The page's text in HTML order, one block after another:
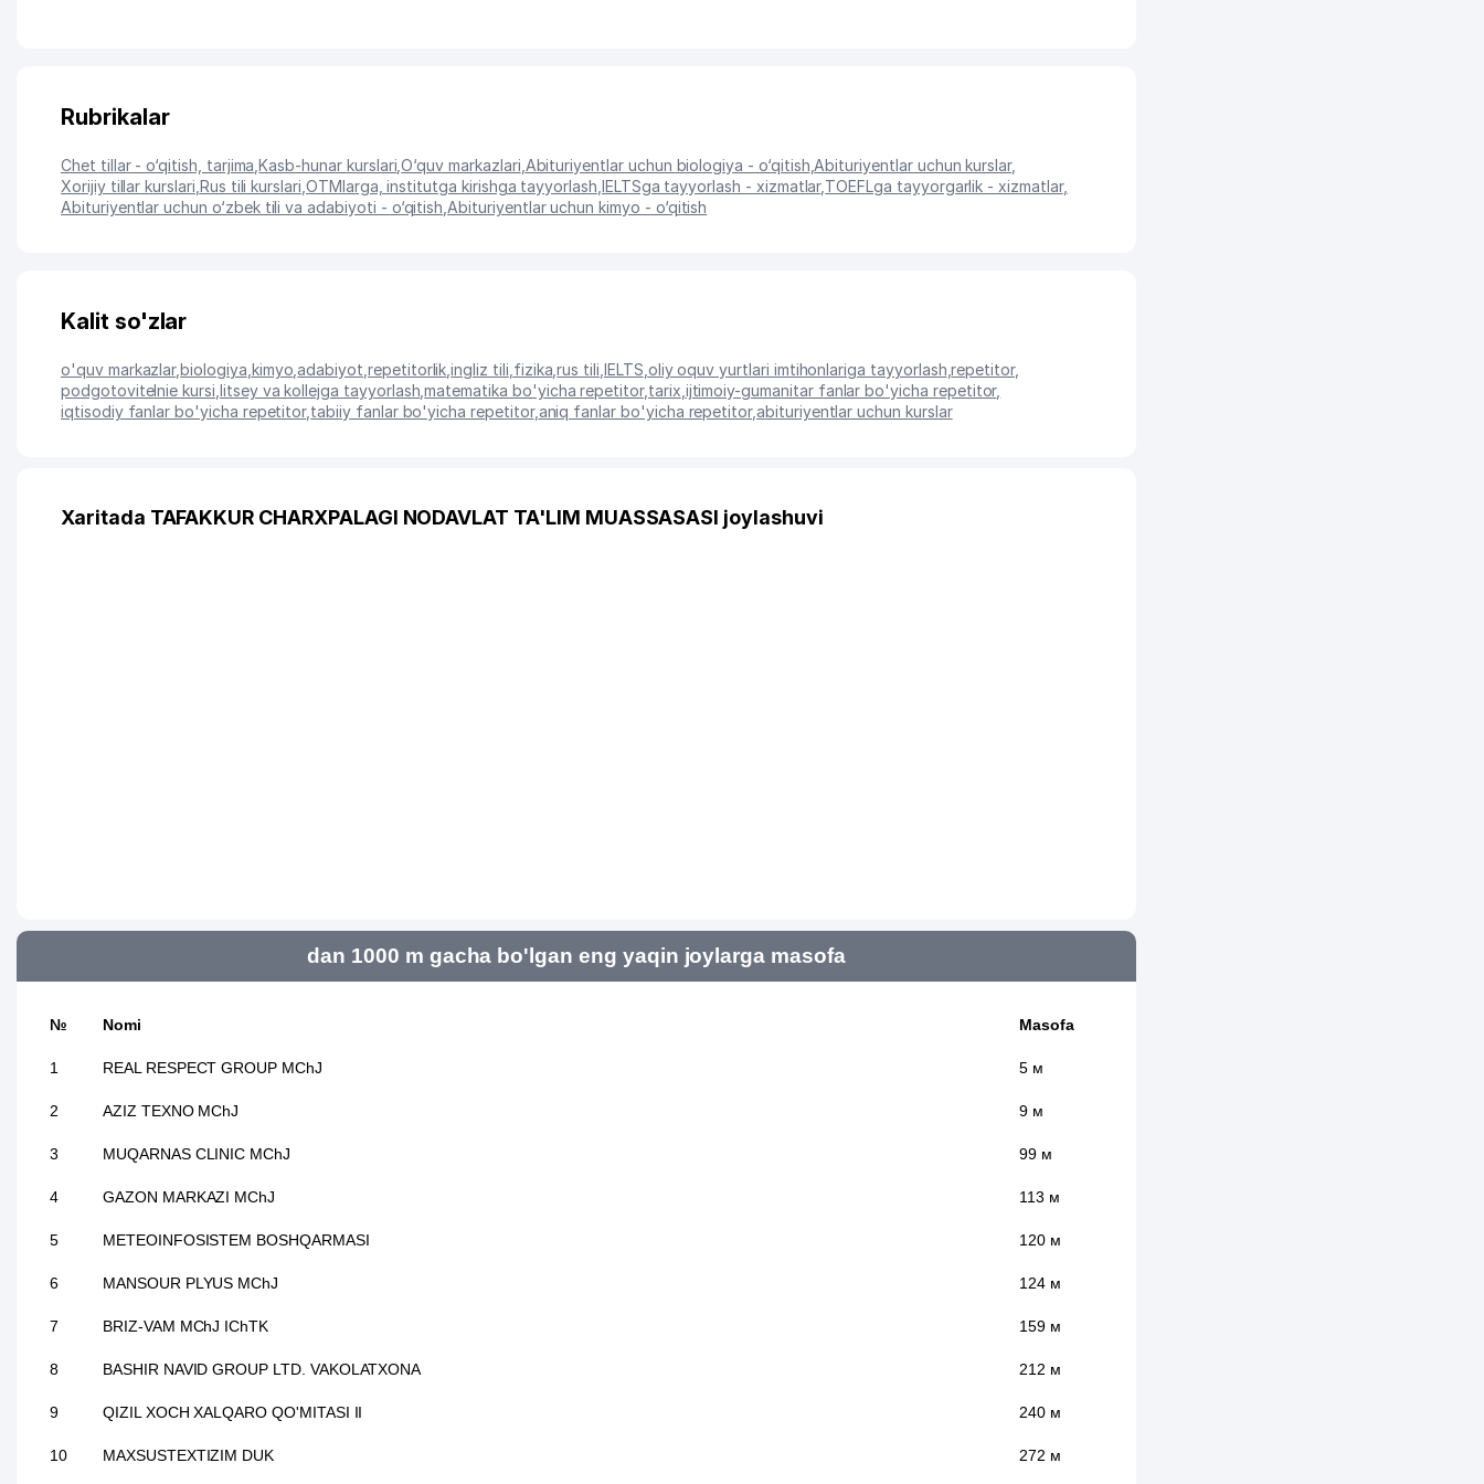
Rubrikalar
Chet tillar - o‘qitish, tarjima ,Kasb-hunar kurslari ,O‘quv markazlari Abituriyentlar uchun biologiya - o‘qitish Abituriyentlar uchun kurslar,
Xorijiy tillar kurslari Rus tili kurslari OTMlarga, institutga kirishga tayyorlash IELTSga tayyorlash - xizmatlar, TOEFLga tayyorgarlik - xizmatlar,
Abituriyentlar uchun o‘zbek tili va adabiyoti - o‘qitish Abituriyentlar uchun kimyo - o‘qitish
Kalit so'zlar
o'quv markazlar,biologiya kimyo ,adabiyot repetitorlik ,ingliz tili fizika ,rus tili IELTS oliy oquv yurtlari imtihonlariga tayyorlash ,repetitor,
podgotovitelnie kursi litsey va kollejga tayyorlash ,matematika bo'yicha repetitor, tarix ijtimoiy-gumanitar fanlar bo'yicha repetitor,
iqtisodiy fanlar bo'yicha repetitor, tabiiy fanlar bo'yicha repetitor,aniq fanlar bo'yicha repetitor,abituriyentlar uchun kurslar
Xaritada TAFAKKUR CHARXPALAGI NODAVLAT TA'LIM MUASSASASI joylashuvi
dan 1000 m gacha bo'lgan eng yaqin joylarga masofa
№ Nomi Masofa
1 REAL RESPECT GROUP MChJ 5 м
2 AZIZ TEXNO MChJ 9 м
3 MUQARNAS CLINIC MChJ 99 м
4 GAZON MARKAZI MChJ 113 м
5 METEOINFOSISTEM BOSHQARMASI 120 м
6 MANSOUR PLYUS MChJ 124 м
7 BRIZ-VAM MChJ IChTK 159 м
8 BASHIR NAVID GROUP LTD. VAKOLATXONA 212 м
9 QIZIL XOCH XALQARO QO'MITASI II 240 м
10 MAXSUSTEXTIZIM DUK 272 м